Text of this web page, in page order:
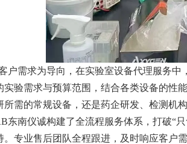
户需求为导向，在实验室设备代理服务
验需求与预算范围，结合各类设备的性
需的常规设备，还是药企研发、检测机
东南仪诚构建了全流程服务体系，打破“
专业售后团队全程跟进，及时响应客